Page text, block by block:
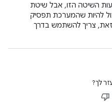
השיטה הזו, אבל שיטת
להיות שהמערכת תפסיק
צריך להשתמש בדרך
לך?